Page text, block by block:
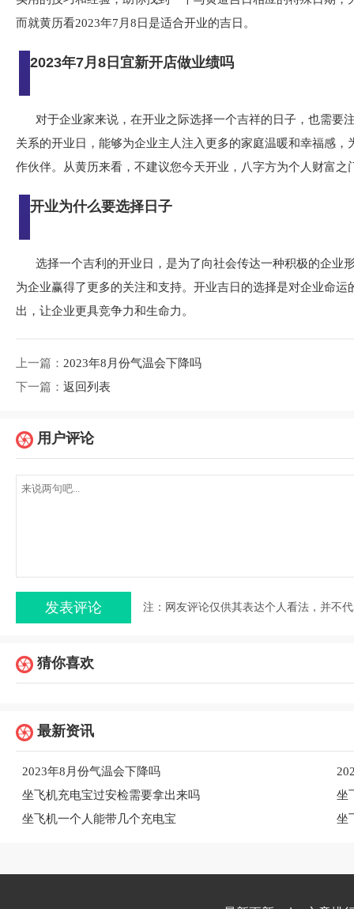
而就黄历看2023年7月8日是适合开业的吉日。
2023年7月8日宜新开店做业绩吗
对于企业家来说，在开业之际选择一个吉祥的日子，也需要
关系的开业日，能够为企业主人注入更多的家庭温暖和幸福感
作伙伴。从黄历来看，不建议您今天开业，八字方为个人财富之
开业为什么要选择日子
选择一个吉利的开业日，是为了向社会传达一种积极的企业
为企业赢得了更多的关注和支持。开业吉日的选择是对企业命
出，让企业更具竞争力和生命力。
上一篇： 2023年8月份气温会下降吗
下一篇： 返回列表
用户评论
注：网友评论仅供其表达个人看法，并不
猜你喜欢
最新资讯
2023年8月份气温会下降吗
​坐飞机充电宝过安检需要拿出来吗
坐
坐飞机一个人能带几个充电宝
坐